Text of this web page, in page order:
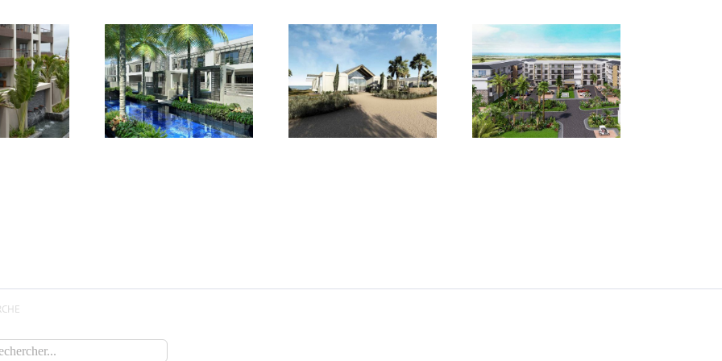
– Plage
– AO
Iles Caimans –
Grand – Little –
Brac
Ile Maurice – Le
Domaine de Grand
Baie – Résidence
sénior